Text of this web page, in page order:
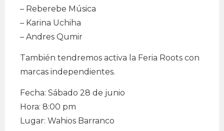
– Reberebe Música
– Karina Uchiha
– Andres Qumir
También tendremos activa la Feria Roots con
marcas independientes.
Fecha: Sábado 28 de junio
Hora: 8:00 pm
Lugar: Wahios Barranco